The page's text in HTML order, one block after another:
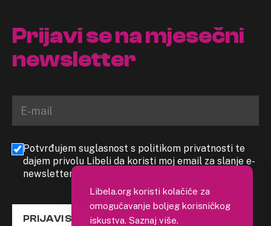
Prijavi se na mjesečni
newsletter
Potvrđujem suglasnost s politikom privatnosti te
dajem privolu Libeli da koristi moj email za slanje e-
newslettera
PRIJAVI SE
Libela.org koristi kolačiće za
omogućavanje boljeg korisničkog
iskustva. Saznaj više.